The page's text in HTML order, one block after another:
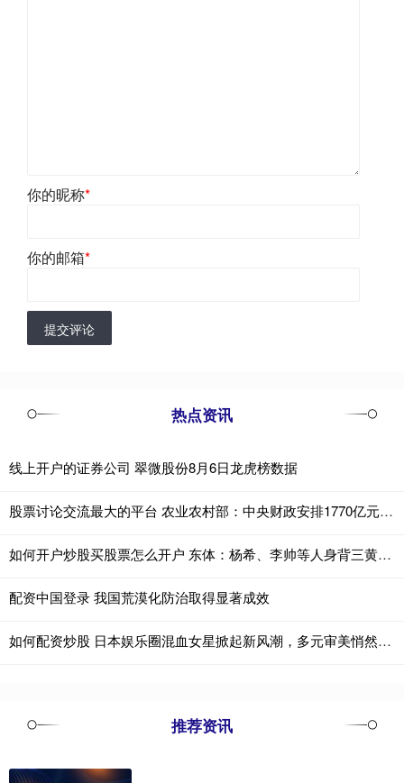
你的昵称*
你的邮箱*
提交评论
热点资讯
线上开户的证券公司 翠微股份8月6日龙虎榜数据
股票讨论交流最大的平台 农业农村部：中央财政安排1770亿元支持产业就业帮扶和改善发展条件
如何开户炒股买股票怎么开户 东体：杨希、李帅等人身背三黄，若本轮染黄将无缘上海德比
配资中国登录 我国荒漠化防治取得显著成效
如何配资炒股 日本娱乐圈混血女星掀起新风潮，多元审美悄然改写传统颜值评判标准
推荐资讯